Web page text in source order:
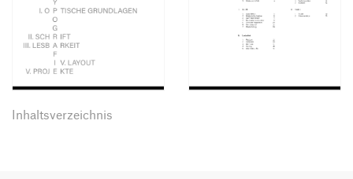
Inhaltsverzeichnis